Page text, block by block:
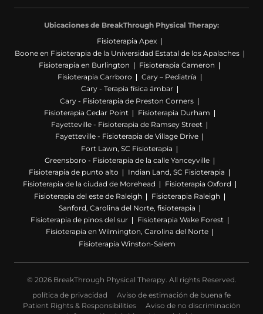
Ubicaciones de BreakThrough Physical Therapy:
Fisioterapia Apex
Boone en Fisioterapia de la Universidad Estatal de los Apalaches
Fisioterapia en Burlington
Fisioterapia Cameron
Fisioterapia Carrboro
Cary – Pediatría
Cary - Terapia física ámbar
Cary - Fisioterapia de Preston Corners
Fisioterapia Cedar Point
Fisioterapia Durham
Fayetteville - Fisioterapia de Ramsey Street
Fayetteville - Fisioterapia de Village Drive
Fort Lawn, SC Fisioterapia
Greensboro - Fisioterapia de la calle Yanceyville
Fisioterapia de punto alto
Indian Land, SC Fisioterapia
Fisioterapia de la ciudad de Morehead
Fisioterapia Oxford
Fisioterapia del este de Raleigh
Fisioterapia Raleigh
Sanford, Carolina del Norte, fisioterapia
Fisioterapia de pinos del sur
Fisioterapia Wake Forest
Fisioterapia en Wilmington, Carolina del Norte
Fisioterapia Winston-Salem
© 2026 BreakThrough Physical Therapy. All rights Reserved.
política de privacidad
Aviso de estimación de buena fe
Patient Rights & Responsibilities
Aviso de no discriminación